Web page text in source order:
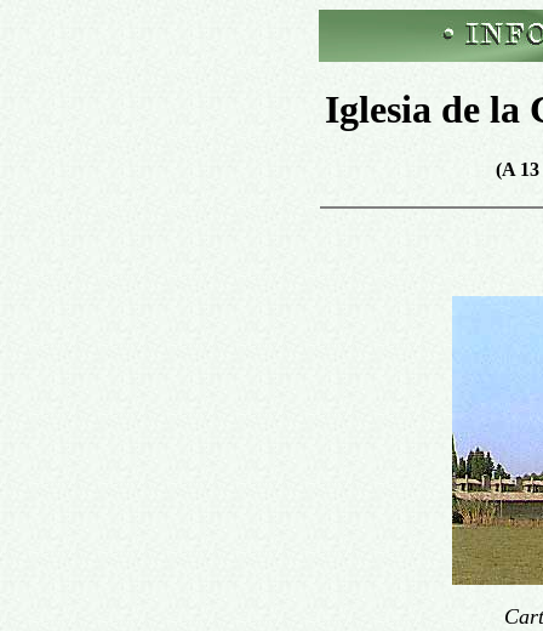
Iglesia de la
(A